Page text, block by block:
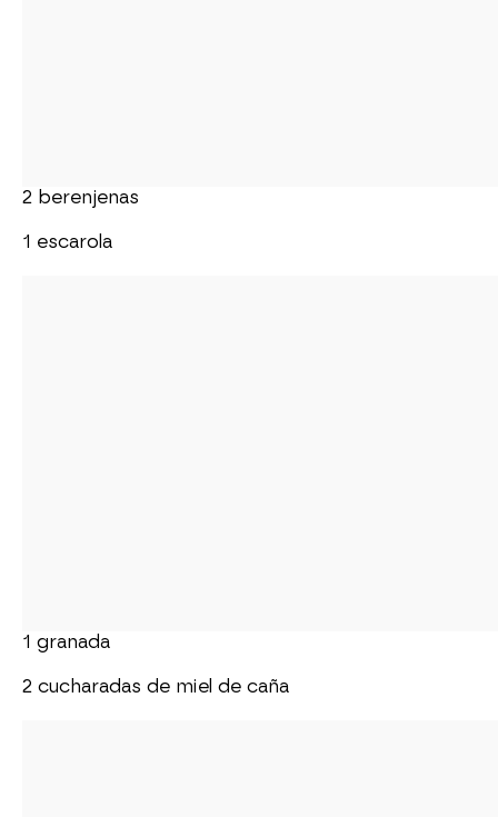
2 berenjenas
1 escarola
1 granada
2 cucharadas de miel de caña